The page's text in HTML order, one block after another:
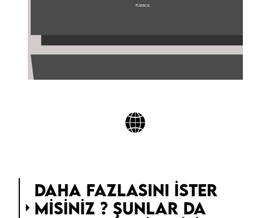
DAHA FAZLASINI ISTER
MISINIZ ? ŞUNLAR DA